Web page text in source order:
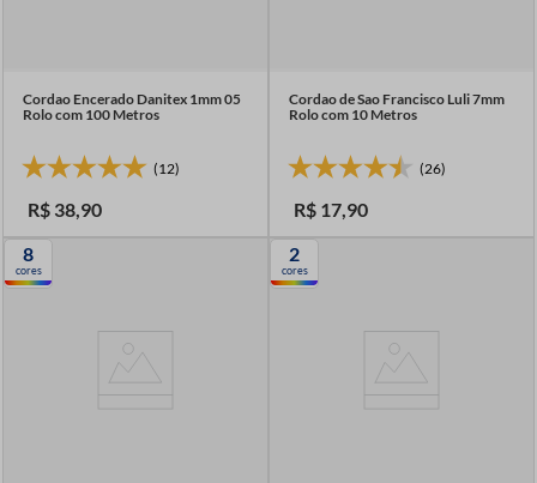
Cordao Encerado Danitex 1mm 05
Rolo com 100 Metros
(12)
R$ 38,90
Cordao de Sao Francisco Luli 7mm
Rolo com 10 Metros
(26)
R$ 17,90
8
cores
2
cores